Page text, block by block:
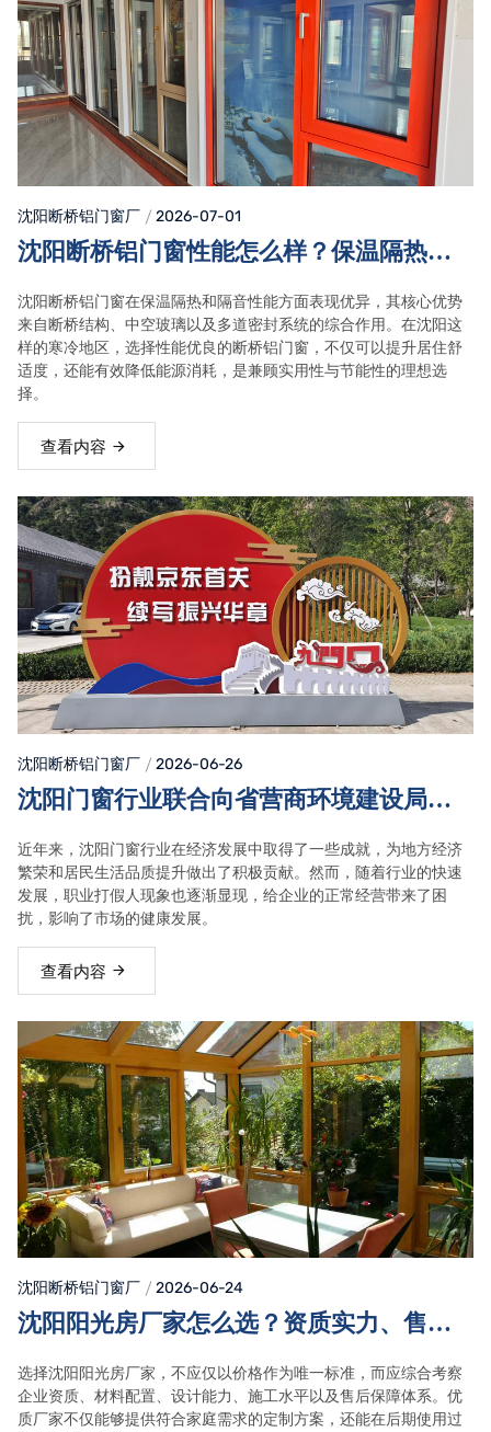
沈阳断桥铝门窗厂 2026-07-01
沈阳断桥铝门窗性能怎么样？保温隔热与
沈阳断桥铝门窗在保温隔热和隔音性能方面表现优异，其核心优势
来自断桥结构、中空玻璃以及多道密封系统的综合作用。在沈阳这
样的寒冷地区，选择性能优良的断桥铝门窗，不仅可以提升居住舒
适度，还能有效降低能源消耗，是兼顾实用性与节能性的理想选
择。
查看内容
沈阳断桥铝门窗厂 2026-06-26
沈阳门窗行业联合向省营商环境建设局处
近年来，沈阳门窗行业在经济发展中取得了一些成就，为地方经济
繁荣和居民生活品质提升做出了积极贡献。然而，随着行业的快速
发展，职业打假人现象也逐渐显现，给企业的正常经营带来了困
扰，影响了市场的健康发展。
查看内容
沈阳断桥铝门窗厂 2026-06-24
沈阳阳光房厂家怎么选？资质实力、售后
选择沈阳阳光房厂家，不应仅以价格作为唯一标准，而应综合考察
企业资质、材料配置、设计能力、施工水平以及售后保障体系。优
质厂家不仅能够提供符合家庭需求的定制方案，还能在后期使用过